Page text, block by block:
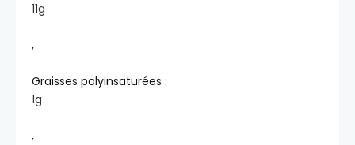
11g
,
Graisses polyinsaturées :
1g
,